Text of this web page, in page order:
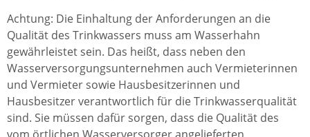
Achtung: Die Einhaltung der Anforderungen an die
Qualität des Trinkwassers muss am Wasserhahn
gewährleistet sein. Das heißt, dass neben den
Wasserversorgungsunternehmen auch Vermieterinnen
und Vermieter sowie Hausbesitzerinnen und
Hausbesitzer verantwortlich für die Trinkwasserqualität
sind. Sie müssen dafür sorgen, dass die Qualität des